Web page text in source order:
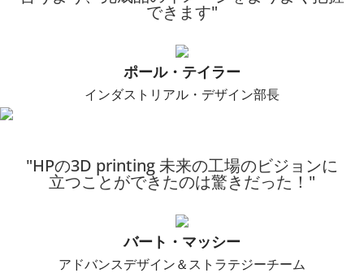
できます"
ポール・テイラー
インダストリアル・デザイン部長
"HPの3D printing 未来の工場のビジョンに
立つことができたのは驚きだった！"
バート・マッシー
アドバンスデザイン＆ストラテジーチーム